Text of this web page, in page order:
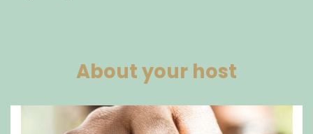
About your host